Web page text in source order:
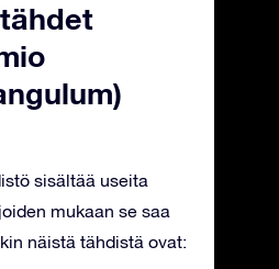
sisältää useita
mukaan se saa
näistä tähdistä ovat: